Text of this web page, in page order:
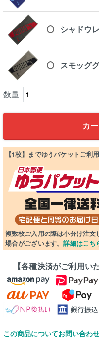
シャドウ
スモッグ
カ
【1枚】までゆうパケットご利
複数枚ご入用の際は小分け注
場合がございます。詳細はこち
【各種決済がご利用い
この商品についてお問い合わせ